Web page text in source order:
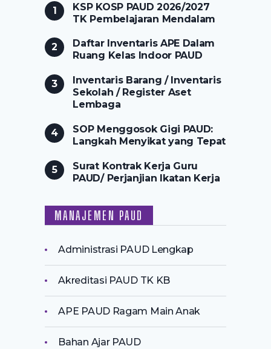
KSP KOSP PAUD 2026/2027
TK Pembelajaran Mendalam
Daftar Inventaris APE Dalam
Ruang Kelas Indoor PAUD
Inventaris Barang / Inventaris
Sekolah / Register Aset
Lembaga
SOP Menggosok Gigi PAUD:
Langkah Menyikat yang Tepat
Surat Kontrak Kerja Guru
PAUD/ Perjanjian Ikatan Kerja
MANAJEMEN PAUD
Administrasi PAUD Lengkap
Akreditasi PAUD TK KB
APE PAUD Ragam Main Anak
Bahan Ajar PAUD